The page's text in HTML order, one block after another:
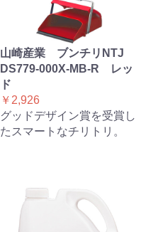
山崎産業 ブンチリNTJ
DS779-000X-MB-R レッ
ド
￥2,926
グッドデザイン賞を受賞し
たスマートなチリトリ。